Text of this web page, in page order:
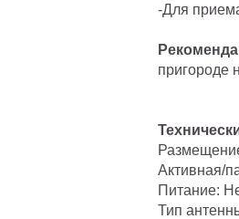
-Для
пригороде
Активная/
Питание:
Тип